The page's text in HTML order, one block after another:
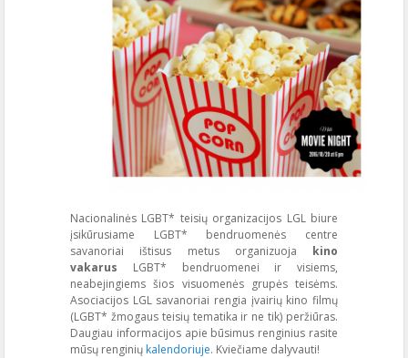
Nacionalinės LGBT* teisių organizacijos LGL biure
įsikūrusiame LGBT* bendruomenės centre
savanoriai ištisus metus organizuoja kino
vakarus LGBT* bendruomenei ir visiems,
neabejingiems šios visuomenės grupės teisėms.
Asociacijos LGL savanoriai rengia įvairių kino filmų
(LGBT* žmogaus teisių tematika ir ne tik) peržiūras.
Daugiau informacijos apie būsimus renginius rasite
mūsų renginių kalendoriuje. Kviečiame dalyvauti!